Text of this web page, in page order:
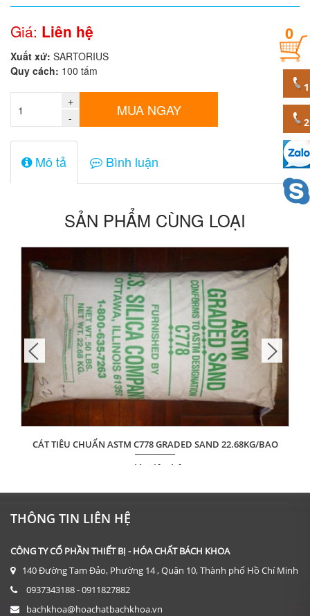
Giá:
0
đ
sản
phẩm
0
Giá: Liên hệ
Xuất xứ: SARTORIUS
Quy cách: 100 tấm
+
-
MUA NGAY
Mô tả Bình luận
SẢN PHẨM CÙNG LOẠI
CÁT TIÊU CHUẨN ASTM C778 GRADED SAND 22.68KG/BAO
Giá: Liên hệ
ĐẶT HÀNG
THÔNG TIN LIÊN HỆ
CÔNG TY CỔ PHẦN THIẾT BỊ - HÓA CHẤT BÁCH KHOA
140 Đường Tam Đảo, Phường 14 , Quận 10, Thành phố Hồ Chí Minh
0937343188 - 0911827882
bachkhoa@hoachatbachkhoa.vn